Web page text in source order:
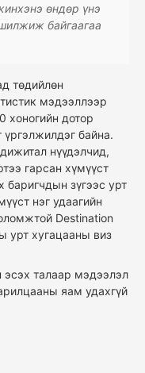
өндөр үнэ
байгаагаа
төдийлөн
мэдээллээр
хоногийн дотор
байна.
нүүдэлчид,
гарсан хүмүүст
баригчдын зүгээс урт
нэг удаагийн
Destination
урт хугацааны виз
талаар мэдээлэл
яам удахгүй